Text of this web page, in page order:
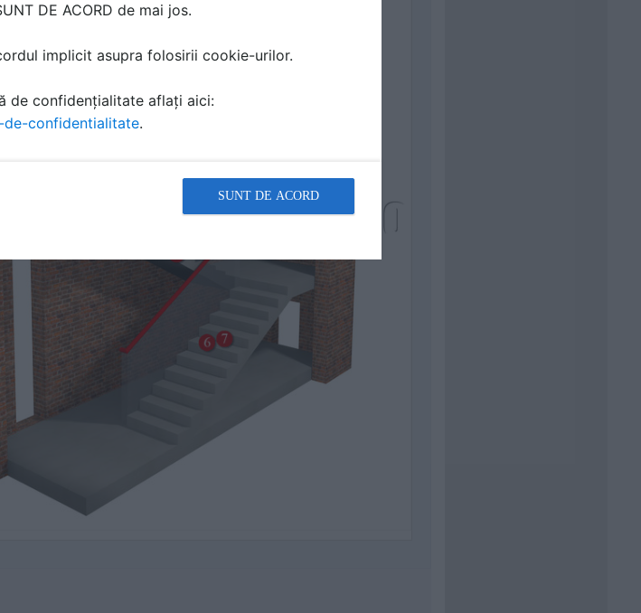
DE ACORD de mai jos.
implicit asupra folosirii cookie-urilor.
de confidențialitate aflați aici:
confidentialitate.
SUNT DE ACORD